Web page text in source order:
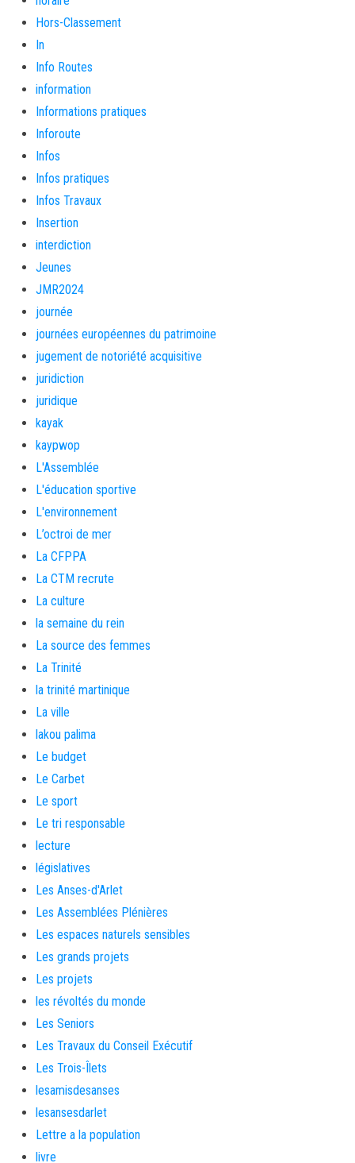
Hors-Classement
In
Info Routes
information
Informations pratiques
Inforoute
Infos
Infos pratiques
Infos Travaux
Insertion
interdiction
Jeunes
JMR2024
journée
journées européennes du patrimoine
jugement de notoriété acquisitive
juridiction
juridique
kayak
kaypwop
L'Assemblée
L'éducation sportive
L'environnement
L’octroi de mer
La CFPPA
La CTM recrute
La culture
la semaine du rein
La source des femmes
La Trinité
la trinité martinique
La ville
lakou palima
Le budget
Le Carbet
Le sport
Le tri responsable
lecture
législatives
Les Anses-d'Arlet
Les Assemblées Plénières
Les espaces naturels sensibles
Les grands projets
Les projets
les révoltés du monde
Les Seniors
Les Travaux du Conseil Exécutif
Les Trois-Îlets
lesamisdesanses
lesansesdarlet
Lettre a la population
livre